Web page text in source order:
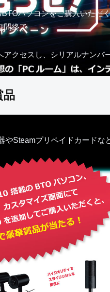
パソコンをご購入いただ
終了
アクセスし、シリアルナンバ
品
やSteamプリペイドカードな